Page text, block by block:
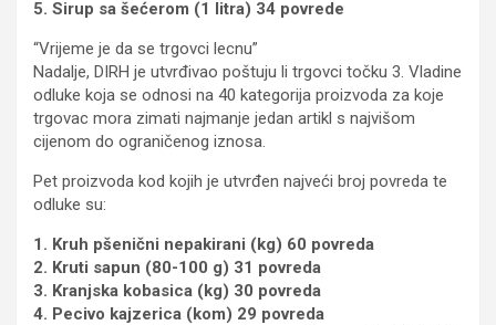
5. Sirup sa šećerom (1 litra) 34 povrede
“Vrijeme je da se trgovci lecnu”
Nadalje, DIRH je utvrđivao poštuju li trgovci točku 3. Vladine
odluke koja se odnosi na 40 kategorija proizvoda za koje
trgovac mora zimati najmanje jedan artikl s najvišom
cijenom do ograničenog iznosa.
Pet proizvoda kod kojih je utvrđen najveći broj povreda te
odluke su:
1. Kruh pšenični nepakirani (kg) 60 povreda
2. Kruti sapun (80-100 g) 31 povreda
3. Kranjska kobasica (kg) 30 povreda
4. Pecivo kajzerica (kom) 29 povreda